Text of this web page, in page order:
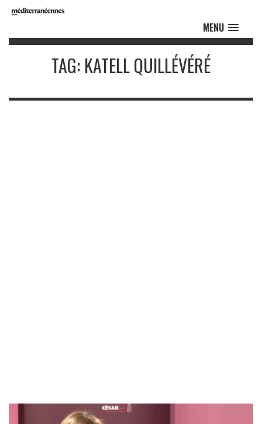
MENU
TAG: KATELL QUILLÉVÉRÉ